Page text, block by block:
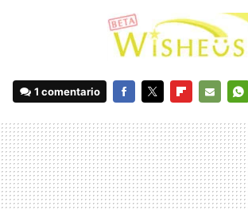
1 comentario
MAIL